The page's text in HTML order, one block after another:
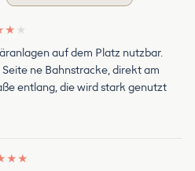
★ ★
auf dem Platz nutzbar.
ne Bahnstracke, direkt am
entlang, die wird stark genutzt
★ ★